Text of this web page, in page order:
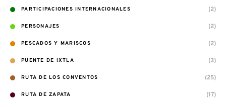
PARTICIPACIONES INTERNACIONALES (2)
PERSONAJES (2)
PESCADOS Y MARISCOS (2)
PUENTE DE IXTLA (3)
RUTA DE LOS CONVENTOS (25)
RUTA DE ZAPATA (17)